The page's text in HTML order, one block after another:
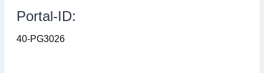
Portal-ID:
40-PG3026